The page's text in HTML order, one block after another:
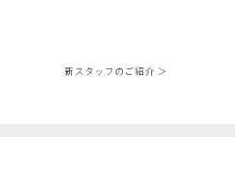
新スタッフのご紹介 ＞